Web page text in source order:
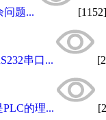
问题... [1152]
串口...
的理...